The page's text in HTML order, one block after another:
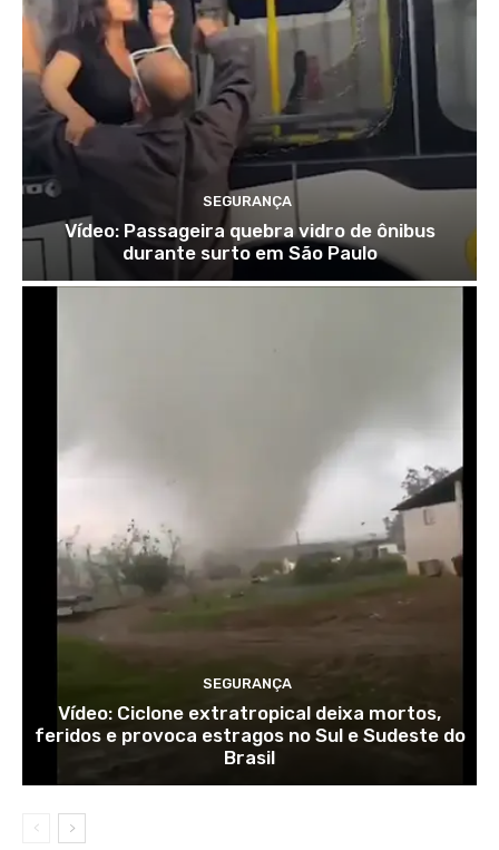
SEGURANÇA
Vídeo: Passageira quebra vidro de ônibus
durante surto em São Paulo
SEGURANÇA
Vídeo: Ciclone extratropical deixa mortos,
feridos e provoca estragos no Sul e Sudeste do
Brasil